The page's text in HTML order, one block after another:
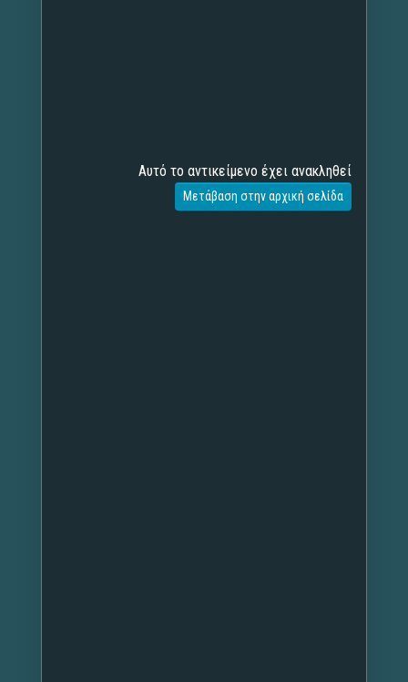
Αυτό το αντικείμενο έχει ανακληθεί
Μετάβαση στην αρχική σελίδα